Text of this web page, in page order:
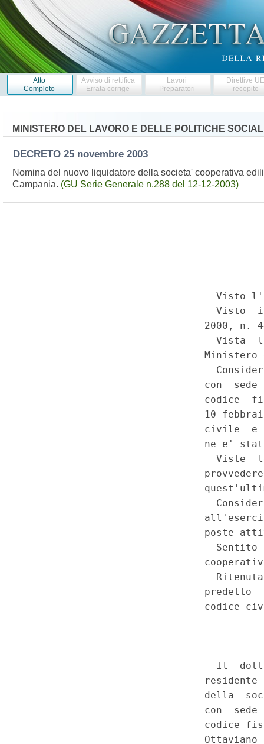
Atto
Completo
Avviso di rettifica
Errata corrige
Lavori
Preparatori
Direttive
recepite
MINISTERO DEL LAVORO E DELLE POLITICHE
DECRETO 25 novembre 2003
Nomina del nuovo liquidatore della societa' cooperativa
Campania. (GU Serie Generale n.288 del 12-12-2003)